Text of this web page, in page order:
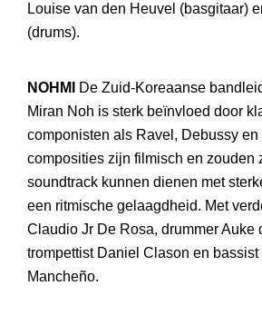
Louise van den Heuvel (basgitaar)
(drums).
NOHMI
De Zuid-Koreaanse
Miran Noh is sterk beïnvloed door
componisten als Ravel, Debussy en
composities zijn filmisch en zouden
soundtrack kunnen dienen met
een ritmische gelaagdheid. Met
Claudio Jr De Rosa, drummer Auke
trompettist Daniel Clason en
Mancheño.